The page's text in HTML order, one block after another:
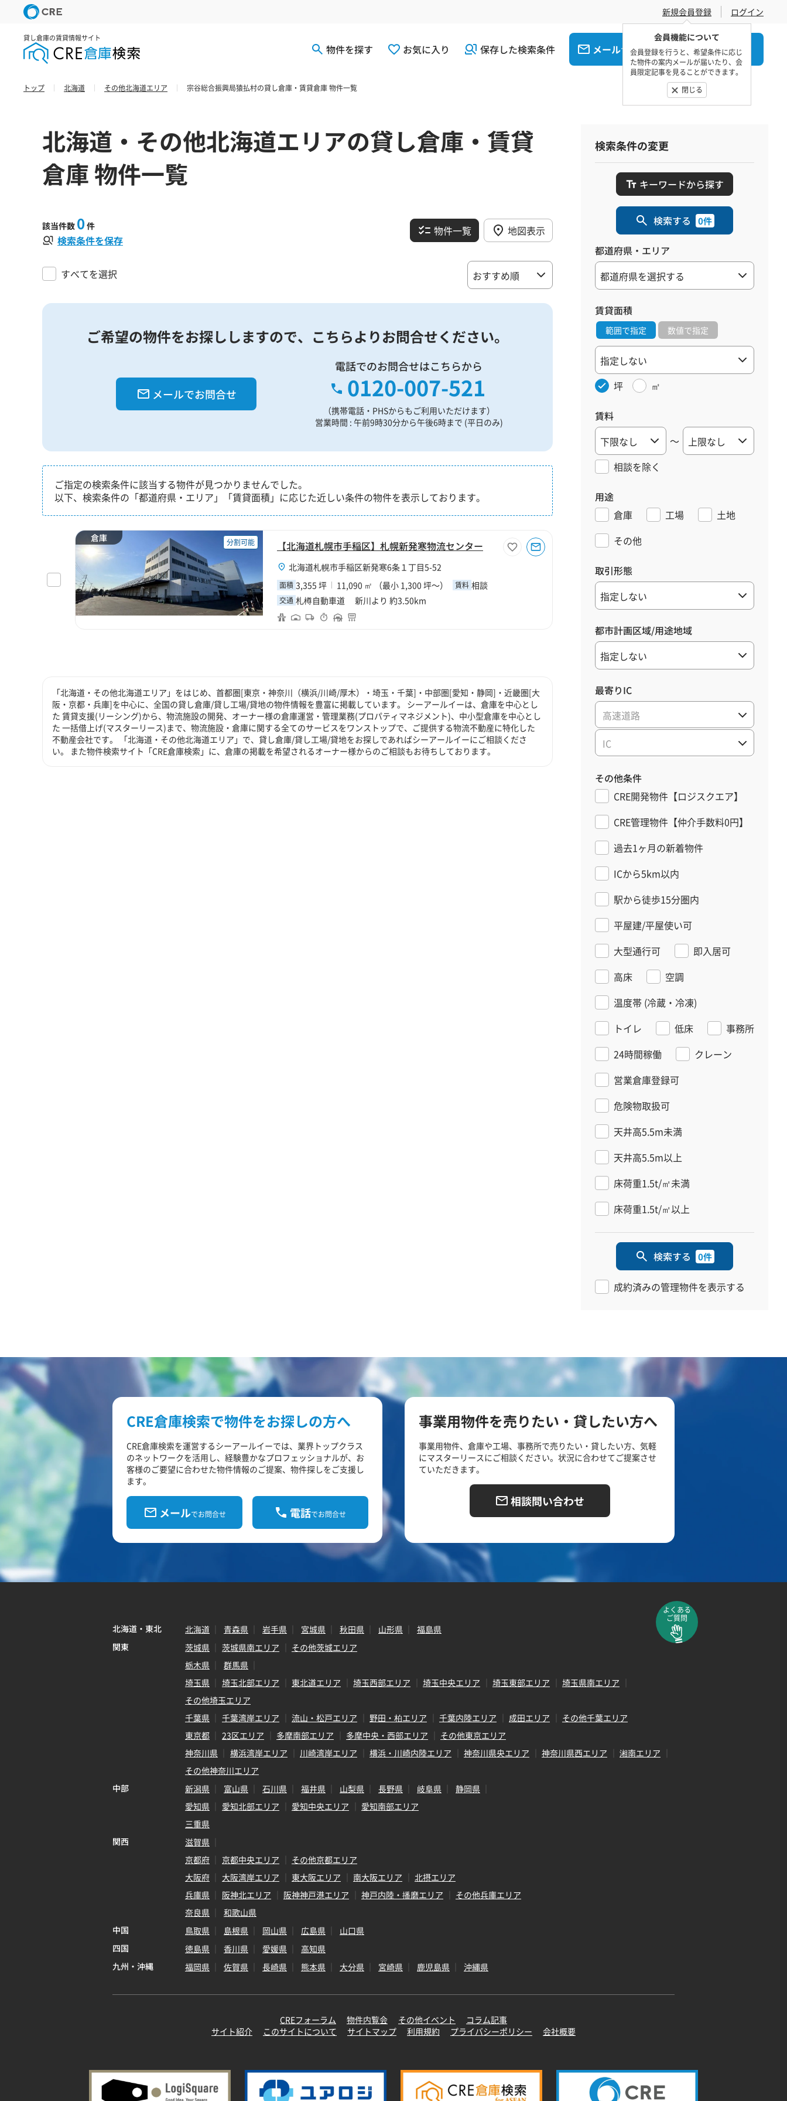
新規会員登録
会員機能について
会員登録を行うと、希望条件に応じ
た物件の案内メールが届いたり、会
員限定記事を見ることができます。
閉じる
ログイン
貸し倉庫の賃貸情報サイト
物件を探す お気に入り 保存した検索条件 メールでお問合せ 電話でお問合せ
トップ 北海道 その他北海道エリア 宗谷総合振興局猿払村の貸し倉庫・賃貸倉庫 物件一覧
北海道・その他北海道エリアの貸し倉庫・賃貸
倉庫 物件一覧
該当件数 0 件
検索条件を保存
物件一覧 地図表示
すべてを選択
ご希望の物件をお探ししますので、 こちらよりお問合せください。
メールでお問合せ
電話でのお問合せはこちらから
0120-007-521
（携帯電話・PHSからもご利用いただけます）
営業時間 : 午前9時30分から午後6時まで (平日のみ)
ご指定の検索条件に該当する物件が見つかりませんでした。
以下、検索条件の「都道府県・エリア」「賃貸面積」に応じた近しい条件の物件を表示しております。
倉庫 分割可能 【北海道札幌市手稲区】札幌新発寒物流センター
北海道札幌市手稲区新発寒6条１丁目5-52
面積 3,355 坪 11,090 ㎡ （最小 1,300 坪～） 賃料 相談
交通 札樽自動車道 新川より 約3.50km
「北海道・その他北海道エリア」をはじめ、首都圏[東京・神奈川（横浜/川崎/厚木）・埼玉・千葉]・中部圏[愛知・静岡]・近畿圏[大
阪・京都・兵庫]を中心に、全国の貸し倉庫/貸し工場/貸地の物件情報を豊富に掲載しています。 シーアールイーは、倉庫を中心とし
た 賃貸支援(リーシング)から、物流施設の開発、オーナー様の倉庫運営・管理業務(プロパティマネジメント)、中小型倉庫を中心とし
た 一括借上げ(マスターリース)まで、物流施設・倉庫に関する全てのサービスをワンストップで、ご提供する物流不動産に特化した
不動産会社です。 「北海道・その他北海道エリア」で、貸し倉庫/貸し工場/貸地をお探しであればシーアールイーにご相談くださ
い。 また物件検索サイト「CRE倉庫検索」に、倉庫の掲載を希望されるオーナー様からのご相談もお待ちしております。
検索条件の変更
キーワードから探す
検索する 0件
都道府県・エリア
賃貸面積
範囲で指定 数値で指定
坪 ㎡
賃料
～
相談を除く
用途
倉庫
工場
土地
その他
取引形態
都市計画区域/用途地域
最寄りIC
高速道路
IC
その他条件
CRE開発物件【ロジスクエア】
CRE管理物件【仲介手数料0円】
過去1ヶ月の新着物件
ICから5km以内
駅から徒歩15分圏内
平屋建/平屋使い可
大型通行可
即入居可
高床
空調
温度帯 (冷蔵・冷凍)
トイレ
低床
事務所
24時間稼働
クレーン
営業倉庫登録可
危険物取扱可
天井高5.5m未満
天井高5.5m以上
床荷重1.5t/㎡未満
床荷重1.5t/㎡以上
検索する 0件
成約済みの管理物件を表示する
CRE倉庫検索で物件をお探しの方へ
CRE倉庫検索を運営するシーアールイーでは、業界トップクラス
のネットワークを活用し、経験豊かなプロフェッショナルが、お
客様のご要望に合わせた物件情報のご提案、物件探しをご支援し
ます。
メールでお問合せ 電話でお問合せ
事業用物件を売りたい・貸したい方へ
事業用物件、倉庫や工場、事務所で売りたい・貸したい方、気軽
にマスターリースにご相談ください。状況に合わせてご提案させ
ていただきます。
相談問い合わせ
よくある
ご質問
北海道・東北 北海道 青森県 岩手県 宮城県 秋田県 山形県
福島県
関東
茨城県 茨城県南エリア
その他茨城エリア
栃木県
群馬県
埼玉県
埼玉北部エリア 東北道エリア 埼玉西部エリア 埼玉中央エリア 埼玉東部エリア
埼玉県南エリア
その他埼玉エリア
千葉県
千葉湾岸エリア 流山・松戸エリア 野田・柏エリア 千葉内陸エリア 成田エリア
その他千葉エリア
東京都
23区エリア 多摩南部エリア 多摩中央・西部エリア
その他東京エリア
神奈川県
横浜湾岸エリア 川崎湾岸エリア 横浜・川崎内陸エリア 神奈川県央エリア 神奈川県西エリア
湘南エリア
その他神奈川エリア
中部
新潟県 富山県 石川県 福井県 山梨県 長野県 岐阜県
静岡県
愛知県
愛知北部エリア 愛知中央エリア
愛知南部エリア
三重県
関西
滋賀県
京都府
京都中央エリア
その他京都エリア
大阪府
大阪湾岸エリア 東大阪エリア 南大阪エリア
北摂エリア
兵庫県
阪神北エリア 阪神神戸港エリア 神戸内陸・播磨エリア
その他兵庫エリア
奈良県
和歌山県
中国
鳥取県 島根県 岡山県 広島県
山口県
四国
徳島県 香川県 愛媛県
高知県
九州・沖縄
福岡県 佐賀県 長崎県 熊本県 大分県 宮崎県 鹿児島県 沖縄県
CREフォーラム 物件内覧会 その他イベント
コラム記事
サイト紹介
このサイトについて サイトマップ 利用規約 プライバシーポリシー 会社概要